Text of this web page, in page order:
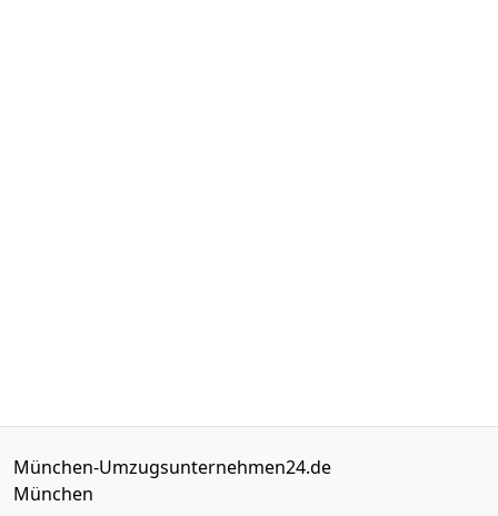
München-Umzugsunternehmen24.de
München